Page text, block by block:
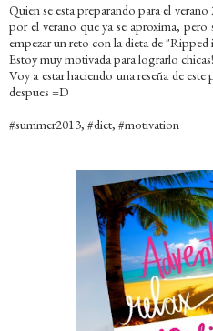
Quien se esta preparando para el
por el verano que ya se aproxima,
empezar un reto con la dieta de "Ripped
Estoy muy motivada para lograrlo chicas!
Voy a estar haciendo una reseña de
despues =D
#summer2013, #diet, #motivation